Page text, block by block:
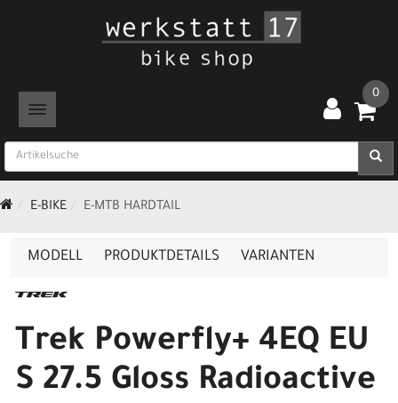
TOGGLE NAVIGATION
0
E-BIKE E-MTB HARDTAIL
MODELL PRODUKTDETAILS VARIANTEN
Trek Powerfly+ 4EQ EU
S 27.5 Gloss Radioactive